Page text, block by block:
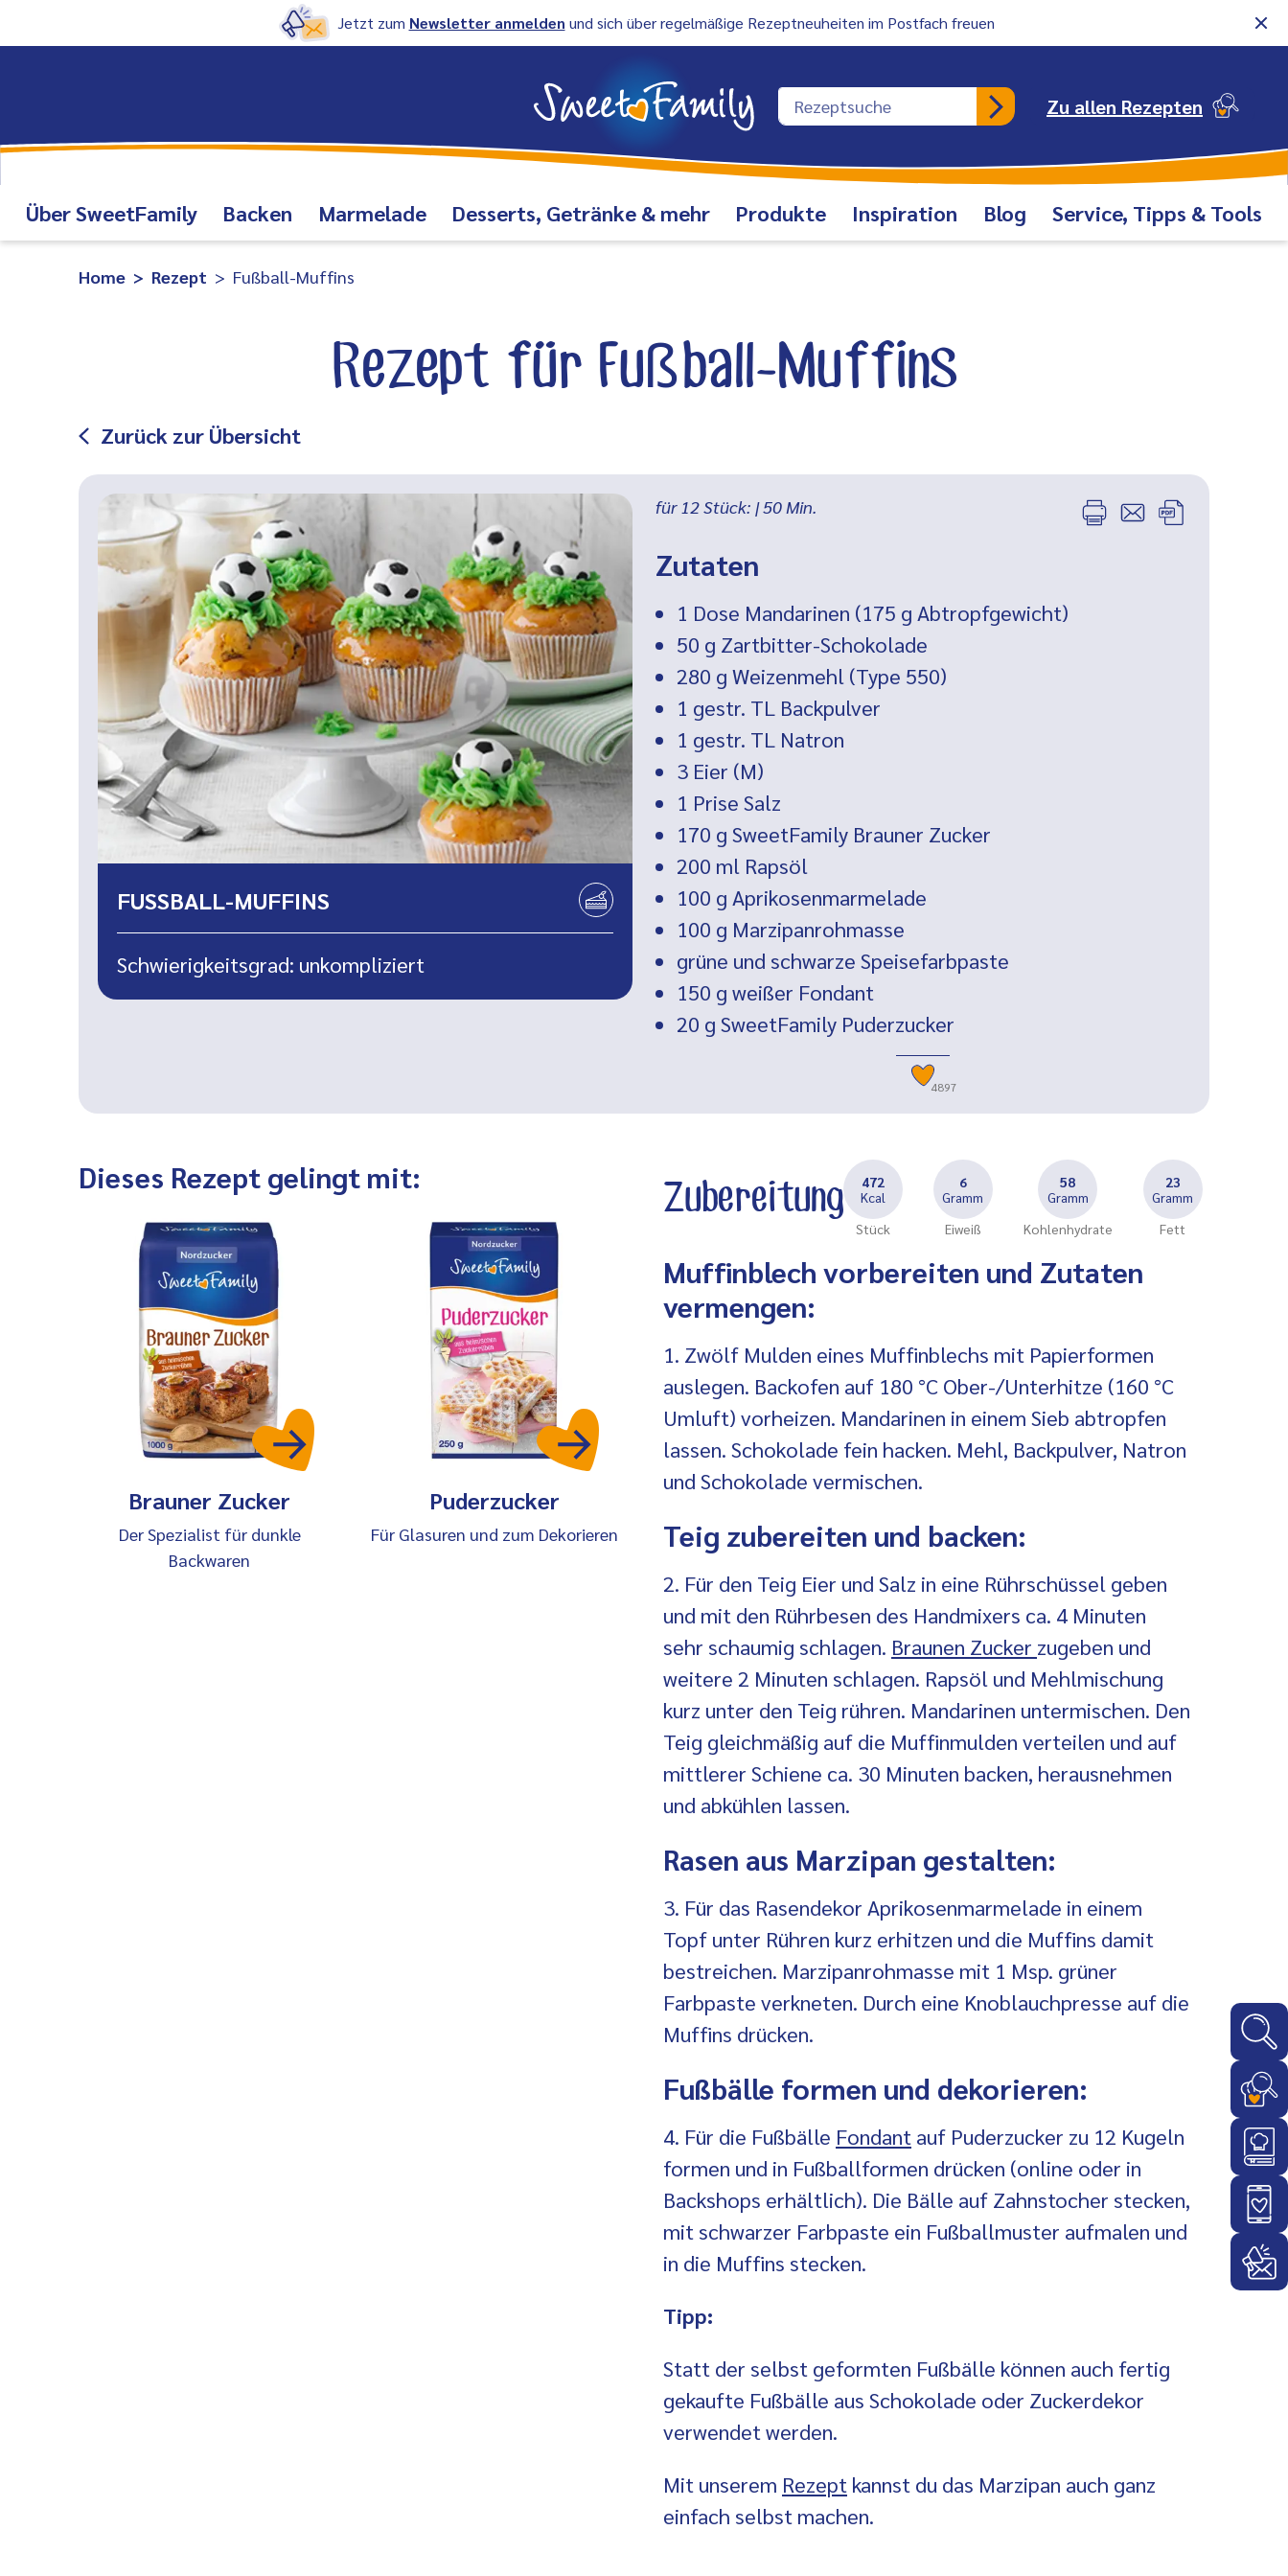
Jetzt zum Newsletter anmelden und sich über regelmäßige Rezeptneuheiten im Postfach freuen
Rezeptsuche Zu allen Rezepten
Über SweetFamily Backen Marmelade Desserts, Getränke & mehr Produkte Inspiration Blog Service, Tipps & Tools
Home Rezept Fußball-Muffins
Rezept für Fußball-Muffins
Zurück zur Übersicht
FUSSBALL-MUFFINS
Schwierigkeitsgrad: unkompliziert
für 12 Stück: |50 Min.
Zutaten
1 Dose Mandarinen (175 g Abtropfgewicht)
50 g Zartbitter-Schokolade
280 g Weizenmehl (Type 550)
1 gestr. TL Backpulver
1 gestr. TL Natron
3 Eier (M)
1 Prise Salz
170 g SweetFamily Brauner Zucker
200 ml Rapsöl
100 g Aprikosenmarmelade
100 g Marzipanrohmasse
grüne und schwarze Speisefarbpaste
150 g weißer Fondant
20 g SweetFamily Puderzucker
4897
Dieses Rezept gelingt mit:
Brauner Zucker
Der Spezialist für dunkle
Backwaren
Puderzucker
Für Glasuren und zum Dekorieren
Zubereitung
472
Kcal
Stück
6
Gramm
Eiweiß
58
Gramm
Kohlenhydrate
23
Gramm
Fett
Muffinblech vorbereiten und Zutaten
vermengen:
1. Zwölf Mulden eines Muffinblechs mit Papierformen
auslegen. Backofen auf 180 °C Ober-/Unterhitze (160 °C
Umluft) vorheizen. Mandarinen in einem Sieb abtropfen
lassen. Schokolade fein hacken. Mehl, Backpulver, Natron
und Schokolade vermischen.
Teig zubereiten und backen:
2. Für den Teig Eier und Salz in eine Rührschüssel geben
und mit den Rührbesen des Handmixers ca. 4 Minuten
sehr schaumig schlagen. Braunen Zucker zugeben und
weitere 2 Minuten schlagen. Rapsöl und Mehlmischung
kurz unter den Teig rühren. Mandarinen untermischen. Den
Teig gleichmäßig auf die Muffinmulden verteilen und auf
mittlerer Schiene ca. 30 Minuten backen, herausnehmen
und abkühlen lassen.
Rasen aus Marzipan gestalten:
3. Für das Rasendekor Aprikosenmarmelade in einem
Topf unter Rühren kurz erhitzen und die Muffins damit
bestreichen. Marzipanrohmasse mit 1 Msp. grüner
Farbpaste verkneten. Durch eine Knoblauchpresse auf die
Muffins drücken.
Fußbälle formen und dekorieren:
4. Für die Fußbälle Fondant auf Puderzucker zu 12 Kugeln
formen und in Fußballformen drücken (online oder in
Backshops erhältlich). Die Bälle auf Zahnstocher stecken,
mit schwarzer Farbpaste ein Fußballmuster aufmalen und
in die Muffins stecken.
Tipp:
Statt der selbst geformten Fußbälle können auch fertig
gekaufte Fußbälle aus Schokolade oder Zuckerdekor
verwendet werden.
Mit unserem Rezept kannst du das Marzipan auch ganz
einfach selbst machen.